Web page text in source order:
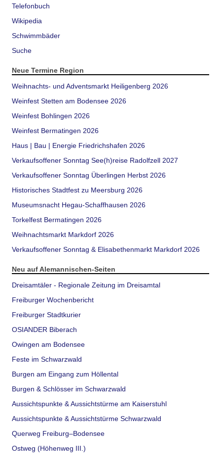
Telefonbuch
Wikipedia
Schwimmbäder
Suche
Neue Termine Region
Weihnachts- und Adventsmarkt Heiligenberg 2026
Weinfest Stetten am Bodensee 2026
Weinfest Bohlingen 2026
Weinfest Bermatingen 2026
Haus | Bau | Energie Friedrichshafen 2026
Verkaufsoffener Sonntag See(h)reise Radolfzell 2027
Verkaufsoffener Sonntag Überlingen Herbst 2026
Historisches Stadtfest zu Meersburg 2026
Museumsnacht Hegau-Schaffhausen 2026
Torkelfest Bermatingen 2026
Weihnachtsmarkt Markdorf 2026
Verkaufsoffener Sonntag & Elisabethenmarkt Markdorf 2026
Neu auf Alemannischen-Seiten
Dreisamtäler - Regionale Zeitung im Dreisamtal
Freiburger Wochenbericht
Freiburger Stadtkurier
OSIANDER Biberach
Owingen am Bodensee
Feste im Schwarzwald
Burgen am Eingang zum Höllental
Burgen & Schlösser im Schwarzwald
Aussichtspunkte & Aussichtstürme am Kaiserstuhl
Aussichtspunkte & Aussichtstürme Schwarzwald
Querweg Freiburg–Bodensee
Ostweg (Höhenweg III.)